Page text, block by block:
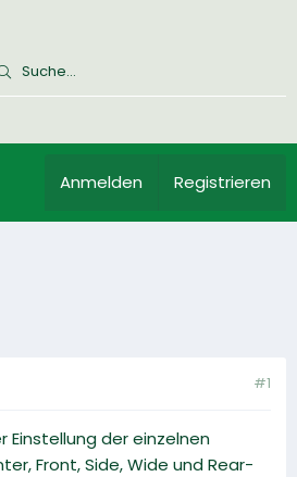
Anmelden Registrieren
#1
Einstellung der einzelnen
Front, Side, Wide und Rear-